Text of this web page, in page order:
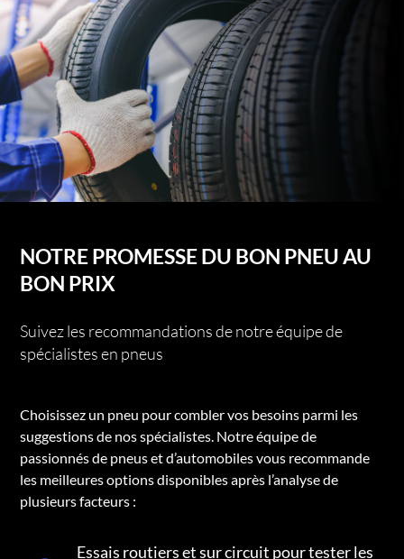
NOTRE PROMESSE DU BON PNEU AU
BON PRIX
Suivez les recommandations de notre équipe de
spécialistes en pneus
Choisissez un pneu pour combler vos besoins parmi les
suggestions de nos spécialistes. Notre équipe de
passionnés de pneus et d’automobiles vous recommande
les meilleures options disponibles après l’analyse de
plusieurs facteurs :
Essais routiers et sur circuit pour tester les